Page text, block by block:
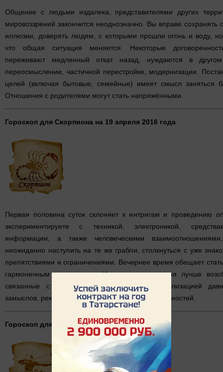
Общение с людьми издалека, представителями других
мировоззрений закончится неоднозначно. Вы вправе сохранять
иллюзии, доверять людям, с которыми прошли огонь и воду,
что общая ситуация меняется. Некоторые
переживают медленный откат назад, нуждаются в
переосмыслении, частичной перестройке, модернизации.
целей (включая бытовые, семейные) имеет смысл заняться
Отношения с родителями могут стать напряжёнными.
Гороскоп для Скорпиона на 19 апреля 2016 года
Первая половина суток склоняет к интригам и проведению
экспериментируете с техникой, электроникой,
информации, а также человеческими
неожиданно наступить на те же грабли, столкнуться с уже
препятствиями и ограничениями. Вечернее время обещает
гармоничным и приятным. Именно в конце дня лучше
связанные с любовной жизнью, детьми, реализацией
замыслов, рекламой личных достижений и возможностей.
Гороскоп для Стрельца на 19 апреля 2016 года